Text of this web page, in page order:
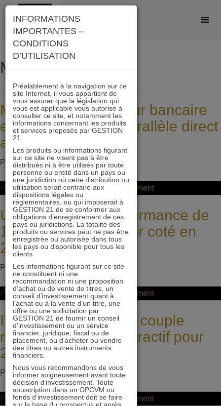
Skip
content
Mois :février 2016
Mise à mal du secteur bancaire
européen, pas de parallèle direct
avec 2008
Posted on23 février 2016byddeltour
Posted inNon classifié(e)Leave a Commenton
à
mal
européen,
pas
parallèle
direct
Un potentiel de performance de
10% pour l’immobilier coté en
2016
Posted on10 février 2016by ddeltour
Posted inNon classifié(e)Leave a Commenton
potentiel
de
pour
l’immobilier
IMMOBILIER 21 : un couple
rendement-risque attractif pour
2016 !
Posted on9 février 2016byddeltour
Posted inNon classifié(e)Leave a Commenton
INFORMATIONS
IMPORTANTES –
CONDITIONS
D’UTILISATION
Préalablement à la navigation sur ce
site Internet, il vous appartient de
vous assurer que la législation qui
vous est applicable vous autorise à
consulter ce site, et notamment les
informations concernant les produits
et services proposés par GESTION
21.
Les produits ou informations figurant
sur ce site ne visent pas à être
distribués ni à être utilisés par toute
personne ou entité dans un pays ou
une juridiction où cette distribution ou
utilisation serait contraire aux
dispositions légales ou
réglementaires, ou qui imposerait à
GESTION 21 de se conformer aux
obligations d’enregistrement de ces
pays ou juridictions. La totalité des
produits ou services peut ne pas être
enregistrée ou autorisée dans tous
les pays ou disponible pour tous les
clients.
Les informations figurant sur ce site
ne constituent ni une
recommandation ni une proposition
d’achat ou de vente de titres, un
conseil d’investissement quant à
l’achat ou à la vente d’un titre, une
offre ou une sollicitation par
GESTION 21 de fournir un conseil
d’investissement ou un service
financier, juridique, fiscal ou de
placement, ou d’acheter ou vendre
des titres ou autres instruments
financiers.
Nous vous recommandons de vous
informer soigneusement avant toute
décision d’investissement. Toute
souscription dans un OPCVM ou
fonds d’investissement doit se faire